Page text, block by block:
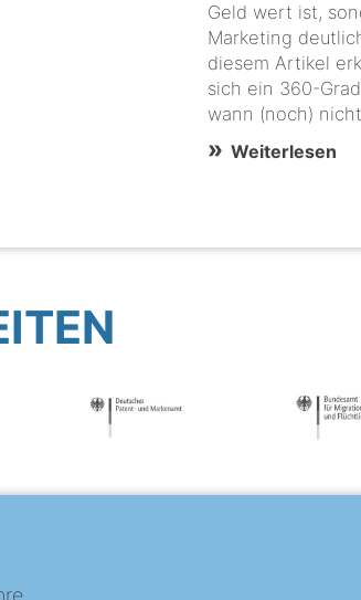
Geld wert ist,
Marketing
diesem Artikel
sich ein 360-
wann (noch) nicht
Weiterlesen